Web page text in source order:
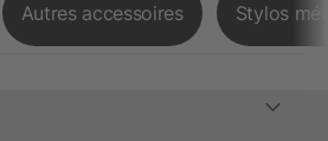
Autres accessoires Stylos